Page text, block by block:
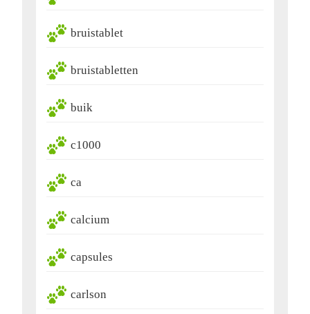
bruistablet
bruistabletten
buik
c1000
ca
calcium
capsules
carlson